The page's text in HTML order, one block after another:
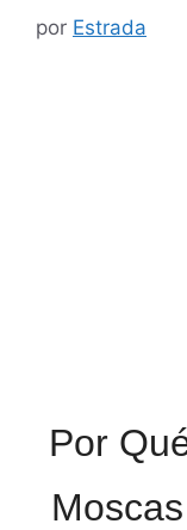
por Estrada
Por